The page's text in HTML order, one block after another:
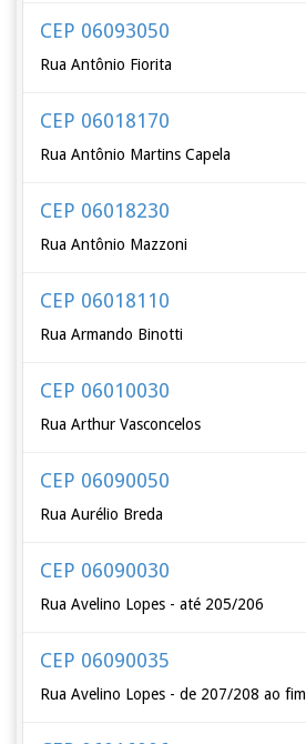
CEP 06093050
Rua Antônio Fiorita
CEP 06018170
Rua Antônio Martins Capela
CEP 06018230
Rua Antônio Mazzoni
CEP 06018110
Rua Armando Binotti
CEP 06010030
Rua Arthur Vasconcelos
CEP 06090050
Rua Aurélio Breda
CEP 06090030
Rua Avelino Lopes - até 205/206
CEP 06090035
Rua Avelino Lopes - de 207/208 ao fim